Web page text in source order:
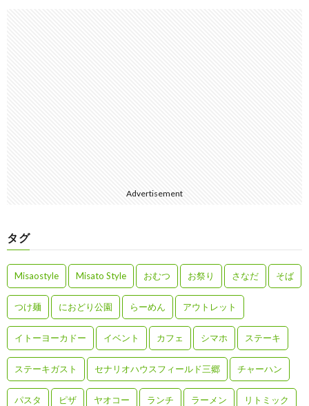
Advertisement
タグ
Misaostyle Misato Style おむつ お祭り さなだ そば
つけ麺 におどり公園 らーめん アウトレット
イトーヨーカドー イベント カフェ シマホ ステーキ
ステーキガスト セナリオハウスフィールド三郷 チャーハン
パスタ ピザ ヤオコー ランチ ラーメン リトミック